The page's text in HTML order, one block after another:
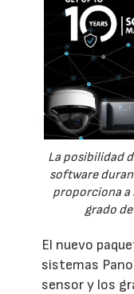
La posibilidad
software
proporciona a
grado
El nuevo
sistemas
sensor y los